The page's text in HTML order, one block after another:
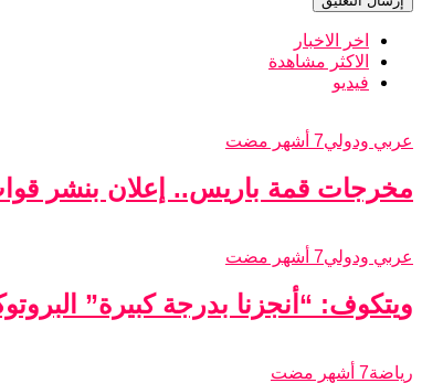
اخر الاخبار
الاكثر مشاهدة
فيديو
عربي ودولي7 أشهر مضت
مخرجات قمة باريس.. إعلان بنشر
عربي ودولي7 أشهر مضت
ويتكوف: “أنجزنا بدرجة كبيرة”
رياضة7 أشهر مضت